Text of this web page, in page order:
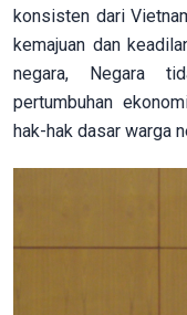
konsisten dari
kemajuan dan
negara, Negara
pertumbuhan
hak-hak dasar warga